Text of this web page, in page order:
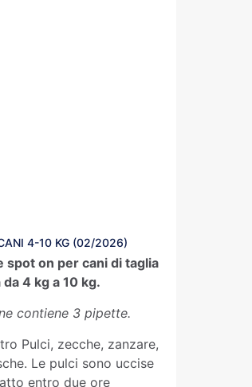
4-10 KG (02/2026)
spot on per cani di taglia
4 kg a 10 kg.
contiene 3 pipette.
Pulci, zecche, zanzare,
Le pulci sono uccise
entro due ore